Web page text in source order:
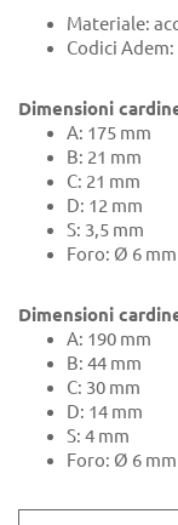
Materiale:
Codici
Dimensioni
A: 175 mm
B: 21 mm
C: 21 mm
D: 12 mm
S: 3,5 mm
Foro: Ø 6 mm
Dimensioni
A: 190 mm
B: 44 mm
C: 30 mm
D: 14 mm
S: 4 mm
Foro: Ø 6 mm